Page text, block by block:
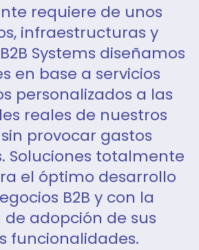
requiere de unos
infraestructuras y
Systems diseñamos
en base a servicios
personalizados a las
reales de nuestros
provocar gastos
Soluciones totalmente
el óptimo desarrollo
B2B y con la
adopción de sus
funcionalidades.